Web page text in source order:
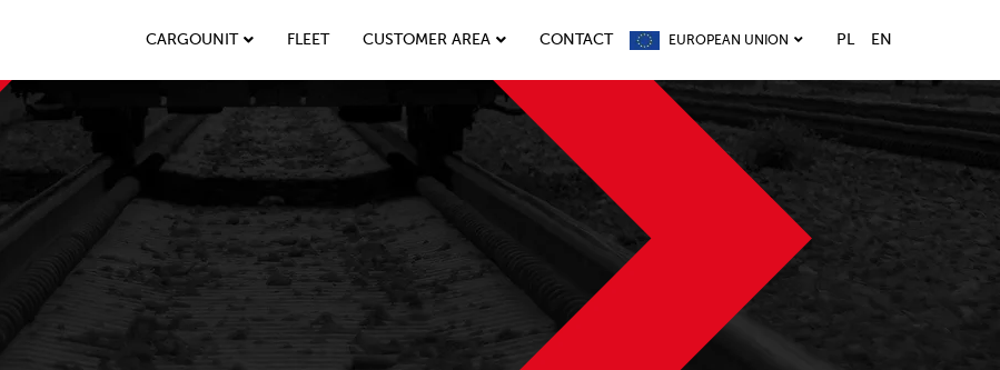
CARGOUNIT FLEET CUSTOMER AREA CONTACT EUROPEAN UNION PL EN